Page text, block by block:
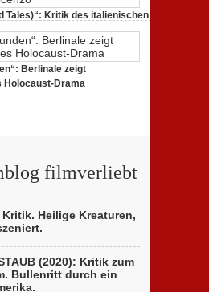
Tales)“: Kritik des italienischen
der Brüder D’Innocenzo
2 Comments
Berlinale zeigt
Holocaust-Drama
filmverliebt
Kritik. Heilige Kreaturen,
(2020): Kritik zum
Bullenritt durch ein